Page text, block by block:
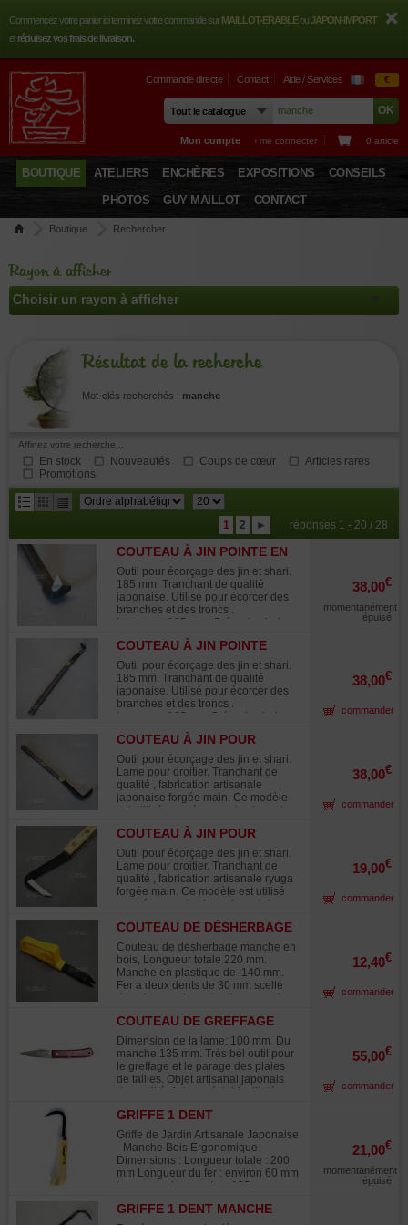
Commencez votre panier ici terminez votre commande surMAILLOT-ERABLEouJAPON-IMPORT
etréduisez vos frais de livraison.
Commande directe Contact Aide / Services €
Mon compte › me connecter 0 article
BOUTIQUE ATELIERS ENCHÈRES EXPOSITIONS
CONSEILS
PHOTOS
GUY MAILLOT CONTACT
Boutique Rechercher
Rayon à afficher
Résultat de la recherche
Mot-clés recherchés : manche
Affinez votre recherche...
En stock Nouveautés Coups de cœur
Articles rares
Promotions
résultats
page
1 2 ► réponses 1 - 20 / 28
COUTEAU À JIN POINTE EN
V. 185 MM.
Outil pour écorçage des jin et shari.
185 mm. Tranchant de qualité
japonaise. Utilisé pour écorcer des
branches et des troncs .
Longueur:185 mm. Créer des bois
morts : les jins et les sharis. permet
de part sa forme de faire des aspects
nervurés dans le bois. Avec sa forme
particulière permet un accès précis
et une finesse de travail. Manche
ciselé accentue une très bonne prise
en main de l'outil.
38,00€
momentanément
épuisé
COUTEAU À JIN POINTE
RECOURBÉE. 185 MM.
Outil pour écorçage des jin et shari.
185 mm. Tranchant de qualité
japonaise. Utilisé pour écorcer des
branches et des troncs .
Longueur:180mm. Créer des bois
morts : les jins et les sharis. permet
de part sa forme de faire des aspects
nervurés dans le bois. Avec sa forme
particulière permet un accès précis
et une finesse de travail. Manche
ciselé accentue une très bonne prise
en main de l'outil. Fabrication
38,00€
commander
COUTEAU À JIN POUR
DROITIER 185 MM
Outil pour écorçage des jin et shari.
Lame pour droitier. Tranchant de
qualité , fabrication artisanale
japonaise forgée main. Ce modèle
est utilisé pour écorcer des branches
et des troncs. Longueur:185 mm.
Créer des bois morts : les jins et les
sharis. Avec sa forme particulière
permet un accès précis et une
finesse de travail. Manche ciselé
accentue une très bonne prise en
main de l'outil.
38,00€
commander
COUTEAU À JIN POUR
DROITIER 200 MM
Outil pour écorçage des jin et shari.
Lame pour droitier. Tranchant de
qualité , fabrication artisanale ryuga
forgée main. Ce modèle est utilisé
pour écorcer des branches et des
troncs. Longueur: 200 mm. Créer
des bois morts : les jins et les sharis.
Avec sa forme particulière permet un
accès précis et une finesse de
travail. Manche avec lame sertie par
des rivets accentue une très bonne
prise en main de l'outil. Le tranchant
19,00€
commander
COUTEAU DE DÉSHERBAGE
MANCHE PLASTIQUE
Couteau de désherbage manche en
bois, Longueur totale 220 mm.
Manche en plastique de :140 mm.
Fer a deux dents de 30 mm scellé
dans le manche entre deux couches
un support qui permet de faire
aisément levier pour arracher la
mauvaise herbe. Outils très pratique
que l'on ne trouve pas dans le
commerce en France hélas.
Fabrication japonaise.
12,40€
commander
COUTEAU DE GREFFAGE
JAPONAIS
Dimension de la lame: 100 mm. Du
manche:135 mm. Trés bel outil pour
le greffage et le parage des plaies
de tailles. Objet artisanal japonais
de qualité. Acier spécial feuilleté,
sécurité. Affutage très fin. Fabrication
japonaise.
55,00€
commander
GRIFFE 1 DENT
Griffe de Jardin Artisanale Japonaise
- Manche Bois Ergonomique
Dimensions : Longueur totale : 200
mm Longueur du fer : environ 60 mm
Longueur du manche : 125 mm
Japon de manière artisanale, cette
21,00€
momentanément
épuisé
GRIFFE 1 DENT MANCHE